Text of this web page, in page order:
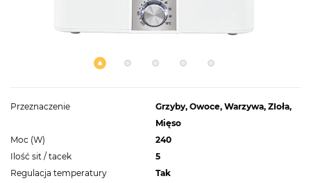
Przeznaczenie
Grzyby, Owoce, Warzywa, ZIoła,
Mięso
Moc (W)
240
Ilość sit / tacek
5
Regulacja temperatury
Tak